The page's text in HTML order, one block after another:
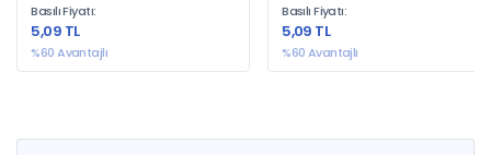
Basılı Fiyatı:
5,09 TL
%60 Avantajlı
Basılı Fiyatı:
5,09 TL
%60 Avantajlı